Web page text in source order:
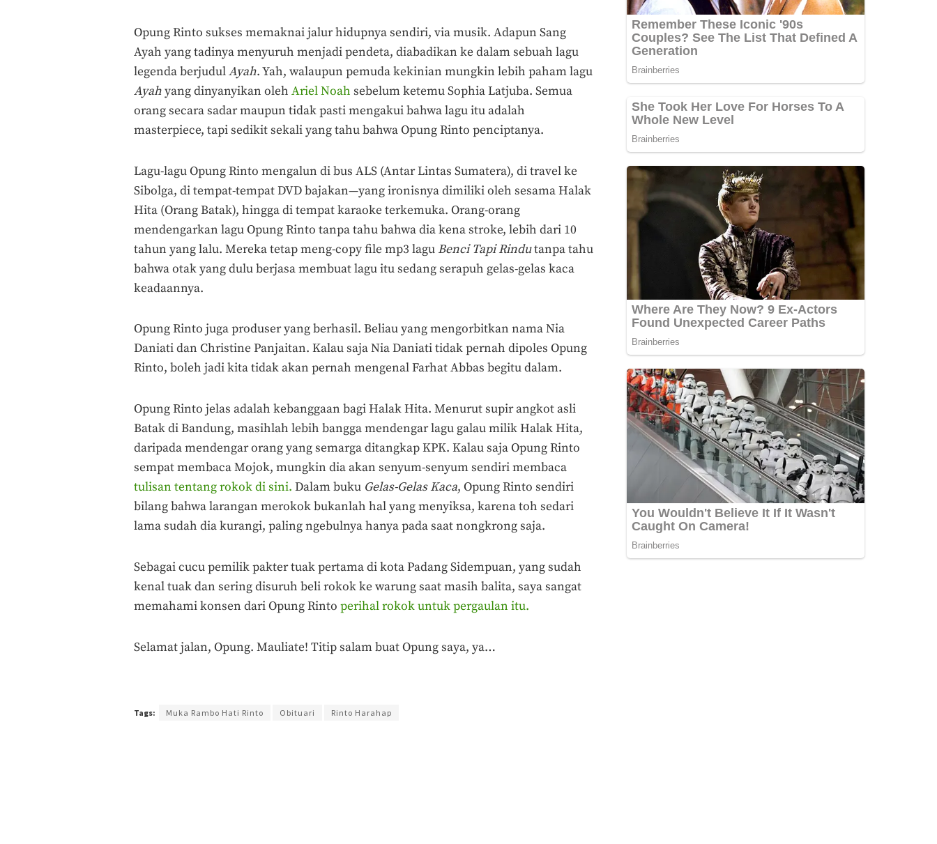
Opung Rinto sukses memaknai jalur hidupnya sendiri, via musik. Adapun Sang
Ayah yang tadinya menyuruh menjadi pendeta, diabadikan ke dalam sebuah lagu
legenda berjudulAyah. Yah, walaupun pemuda kekinian mungkin lebih paham lagu
Ayahyang dinyanyikan oleh Ariel Noah sebelum ketemu Sophia Latjuba. Semua
orang secara sadar maupun tidak pasti mengakui bahwa lagu itu adalah
masterpiece, tapi sedikit sekali yang tahu bahwa Opung Rinto penciptanya.
Lagu-lagu Opung Rinto mengalun di bus ALS (Antar Lintas Sumatera), di travel ke
Sibolga, di tempat-tempat DVD bajakan—yang ironisnya dimiliki oleh sesama Halak
Hita (Orang Batak), hingga di tempat karaoke terkemuka. Orang-orang
mendengarkan lagu Opung Rinto tanpa tahu bahwa dia kena stroke, lebih dari 10
tahun yang lalu. Mereka tetap meng-copy file mp3 lagu Benci Tapi Rindutanpa tahu
bahwa otak yang dulu berjasa membuat lagu itu sedang serapuh gelas-gelas kaca
keadaannya.
Opung Rinto juga produser yang berhasil. Beliau yang mengorbitkan nama Nia
Daniati dan Christine Panjaitan. Kalau saja Nia Daniati tidak pernah dipoles Opung
Rinto, boleh jadi kita tidak akan pernah mengenal Farhat Abbas begitu dalam.
Opung Rinto jelas adalah kebanggaan bagi Halak Hita. Menurut supir angkot asli
Batak di Bandung, masihlah lebih bangga mendengar lagu galau milik Halak Hita,
daripada mendengar orang yang semarga ditangkap KPK. Kalau saja Opung Rinto
sempat membaca Mojok, mungkin dia akan senyum-senyum sendiri membaca
tulisan tentang rokok di sini. Dalam buku Gelas-Gelas Kaca, Opung Rinto sendiri
bilang bahwa larangan merokok bukanlah hal yang menyiksa, karena toh sedari
lama sudah dia kurangi, paling ngebulnya hanya pada saat nongkrong saja.
Sebagai cucu pemilik pakter tuak pertama di kota Padang Sidempuan, yang sudah
kenal tuak dan sering disuruh beli rokok ke warung saat masih balita, saya sangat
memahami konsen dari Opung Rinto perihal rokok untuk pergaulan itu.
Selamat jalan, Opung. Mauliate! Titip salam buat Opung saya, ya…
Tags: Muka Rambo Hati Rinto Obituari Rinto Harahap